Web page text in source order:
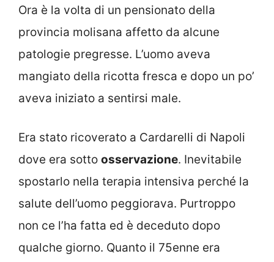
Ora è la volta di un pensionato della
provincia molisana affetto da alcune
patologie pregresse. L’uomo aveva
mangiato della ricotta fresca e dopo un po’
aveva iniziato a sentirsi male.
Era stato ricoverato a Cardarelli di Napoli
dove era sotto osservazione. Inevitabile
spostarlo nella terapia intensiva perché la
salute dell’uomo peggiorava. Purtroppo
non ce l’ha fatta ed è deceduto dopo
qualche giorno. Quanto il 75enne era